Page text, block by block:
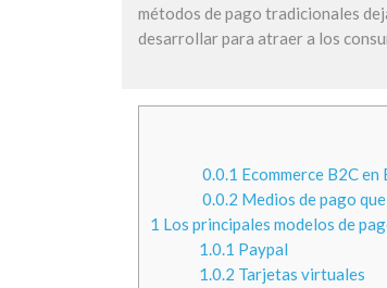
métodos de pago tradicionales
desarrollar para atraer a los
0.0.1 Ecommerce B2C en
0.0.2 Medios de pago
1 Los principales modelos de
1.0.1 Paypal
1.0.2 Tarjetas virtuales